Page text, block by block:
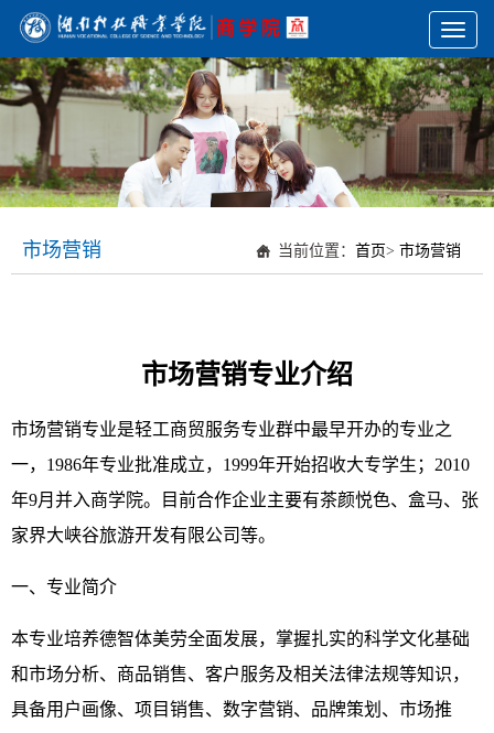
Toggle
市场营销 当前位置： 首页> 市场营销
市场营销专业介绍
市场营销专业是轻工商贸服务专业群中最早开办的专业之
一，1986年专业批准成立，1999年开始招收大专学生；2010
年9月并入商学院。目前合作企业主要有茶颜悦色、盒马、张
家界大峡谷旅游开发有限公司等。
一、专业简介
本专业培养德智体美劳全面发展，掌握扎实的科学文化基础
和市场分析、商品销售、客户服务及相关法律法规等知识，
具备用户画像、项目销售、数字营销、品牌策划、市场推